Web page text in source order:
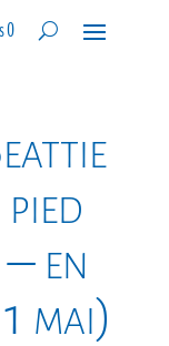
0
en
mai)